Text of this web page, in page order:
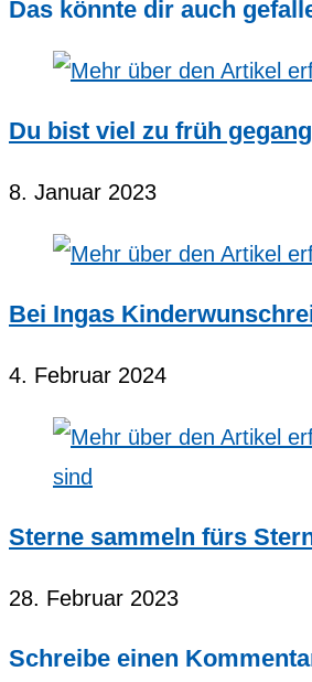
Das könnte dir auch
Du bist viel zu früh
8. Januar 2023
Bei Ingas
4. Februar 2024
Sterne sammeln fürs
28. Februar 2023
Schreibe einen